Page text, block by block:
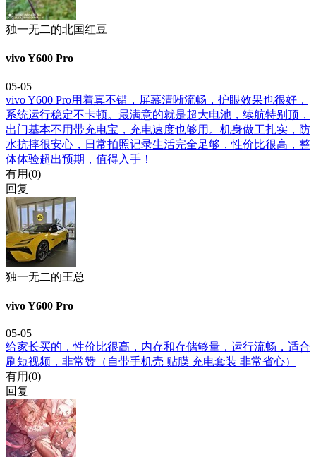
独一无二的北国红豆
vivo Y600 Pro
05-05
vivo Y600 Pro用着真不错，屏幕清晰流畅，护眼效果也很好，
系统运行稳定不卡顿。最满意的就是超大电池，续航特别顶，
出门基本不用带充电宝，充电速度也够用。机身做工扎实，防
水抗摔很安心，日常拍照记录生活完全足够，性价比很高，整
体体验超出预期，值得入手！
有用(0)
回复
独一无二的王总
vivo Y600 Pro
05-05
给家长买的，性价比很高，内存和存储够量，运行流畅，适合
刷短视频，非常赞（自带手机壳 贴膜 充电套装 非常省心）
有用(0)
回复